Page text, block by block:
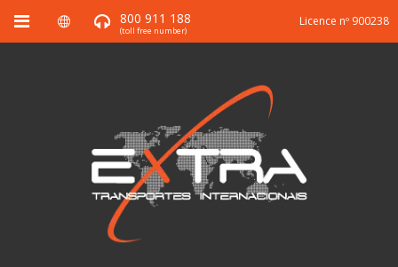
800 911 188
(toll free number)
Licence nº 900238